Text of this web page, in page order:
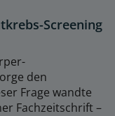
Screening
den
Frage wandte
Fachzeitschrift –